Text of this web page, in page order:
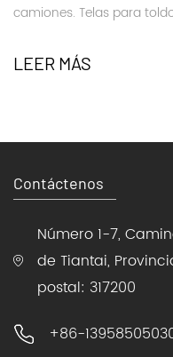
camiones. Telas para
LEER MÁS
Contáctenos
Número 1-7,
de Tiantai,
postal: 317200
+86-